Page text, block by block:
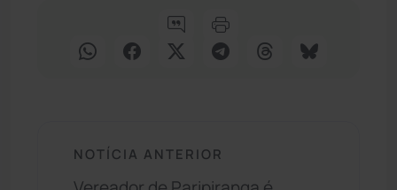
NOTÍCIA ANTERIOR